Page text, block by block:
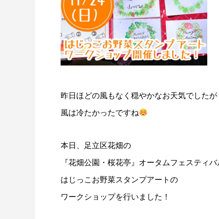
昨日ほどの風もなく穏やかなお天気でしたが
風は冷たかったですね
本日、足立区花畑の
『花畑公園・桜花亭』オータムフェスティバ
はじっこお野菜スタンプアートの
ワークショップを行いました！